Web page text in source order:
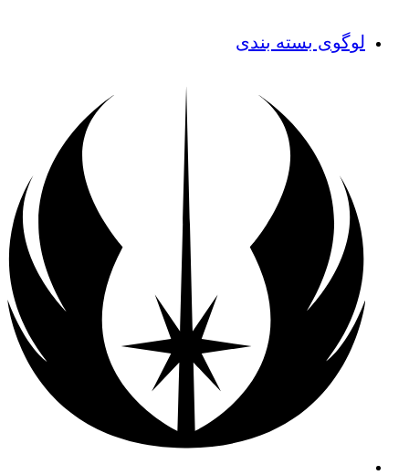
لوگوی بسته بندی